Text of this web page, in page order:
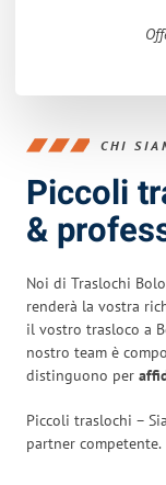
CHI
Piccoli
&
Noi di Traslochi
renderà la vostra
il vostro trasloco a
nostro team è
distinguono per
Piccoli traslochi –
partner competente.